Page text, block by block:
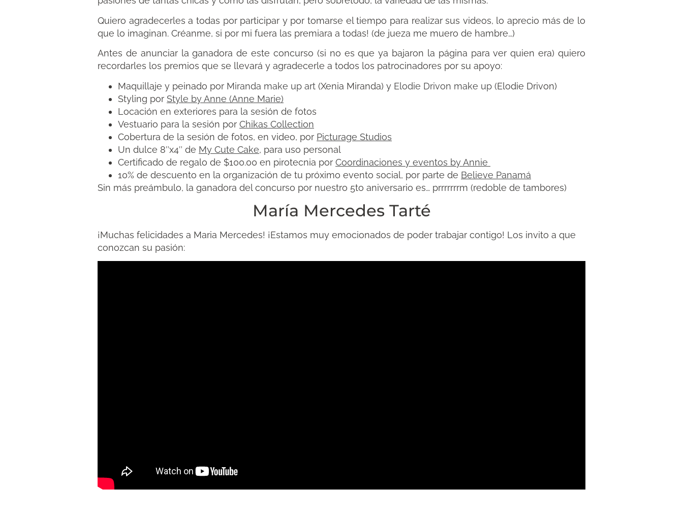
Quiero agradecerles a todas por participar y por tomarse el tiempo para realizar sus videos, lo aprecio más de lo
que lo imaginan. Créanme, si por mi fuera las premiara a todas! (de jueza me muero de hambre…)
Antes de anunciar la ganadora de este concurso (si no es que ya bajaron la página para ver quien era) quiero
recordarles los premios que se llevará y agradecerle a todos los patrocinadores por su apoyo:
Maquillaje y peinado por Miranda make up art (Xenia Miranda) y Elodie Drivon make up (Elodie Drivon)
Styling por Style by Anne (Anne Marie)
Locación en exteriores para la sesión de fotos
Vestuario para la sesión por Chikas Collection
Cobertura de la sesión de fotos, en video, por Picturage Studios
Un dulce 8″x4″ de My Cute Cake, para uso personal
Certificado de regalo de $100.00 en pirotecnia por Coordinaciones y eventos by Annie
10% de descuento en la organización de tu próximo evento social, por parte de Believe Panamá
Sin más preámbulo, la ganadora del concurso por nuestro 5to aniversario es… prrrrrrrm (redoble de tambores)
María Mercedes Tarté
¡Muchas felicidades a Maria Mercedes! ¡Estamos muy emocionados de poder trabajar contigo! Los invito a que
conozcan su pasión: